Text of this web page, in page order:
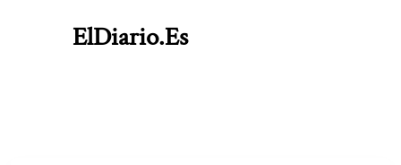
ElDiario.es